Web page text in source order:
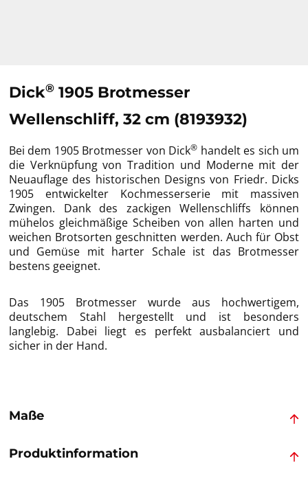
Dick® 1905 Brotmesser
Wellenschliff, 32 cm (8193932)
Bei dem 1905 Brotmesser von Dick® handelt es sich um
die Verknüpfung von Tradition und Moderne mit der
Neuauflage des historischen Designs von Friedr. Dicks
1905 entwickelter Kochmesserserie mit massiven
Zwingen. Dank des zackigen Wellenschliffs können
mühelos gleichmäßige Scheiben von allen harten und
weichen Brotsorten geschnitten werden. Auch für Obst
und Gemüse mit harter Schale ist das Brotmesser
bestens geeignet.
Das 1905 Brotmesser wurde aus hochwertigem,
deutschem Stahl hergestellt und ist besonders
langlebig. Dabei liegt es perfekt ausbalanciert und
sicher in der Hand.
Maße
Produktinformation